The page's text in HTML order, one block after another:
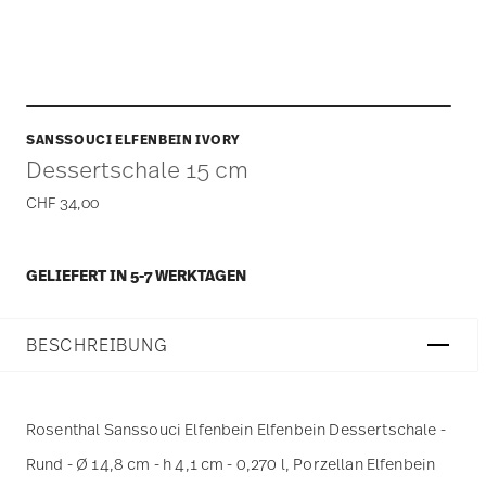
SANSSOUCI ELFENBEIN IVORY
Dessertschale 15 cm
CHF 34,00
GELIEFERT IN 5-7 WERKTAGEN
BESCHREIBUNG
Rosenthal Sanssouci Elfenbein Elfenbein Dessertschale -
Rund - Ø 14,8 cm - h 4,1 cm - 0,270 l, Porzellan Elfenbein